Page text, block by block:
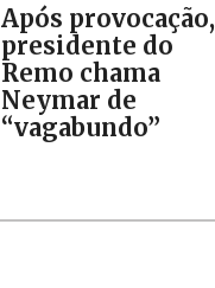
Após provocação,
presidente do
Remo chama
Neymar de
“vagabundo”